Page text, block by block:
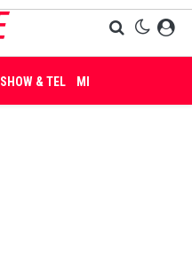
SHOW & TEL MISDAAD